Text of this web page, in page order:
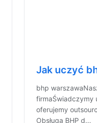
Jak uczyć
bhp
firmaŚwiadczymy
oferujemy
Obsługa BHP d...